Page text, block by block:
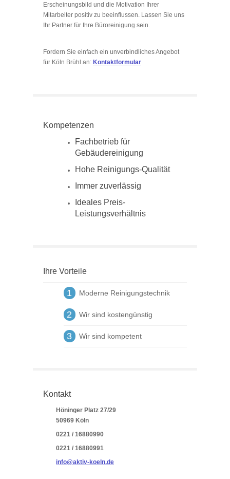
Erscheinungsbild und die Motivation Ihrer
Mitarbeiter positiv zu beeinflussen. Lassen Sie uns
Ihr Partner für Ihre Büroreinigung sein.
Fordern Sie einfach ein unverbindliches Angebot
für Köln Brühl an: Kontaktformular
Kompetenzen
Fachbetrieb für
Gebäudereinigung
Hohe Reinigungs-Qualität
Immer zuverlässig
Ideales Preis-
Leistungsverhältnis
Ihre Vorteile
1 Moderne Reinigungstechnik
2 Wir sind kostengünstig
3 Wir sind kompetent
Kontakt
Höninger Platz 27/29
50969 Köln
0221 / 16880990
0221 / 16880991
info@aktiv-koeln.de